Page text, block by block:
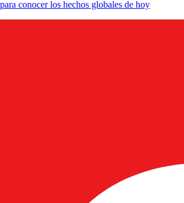
conocer los hechos globales de hoy